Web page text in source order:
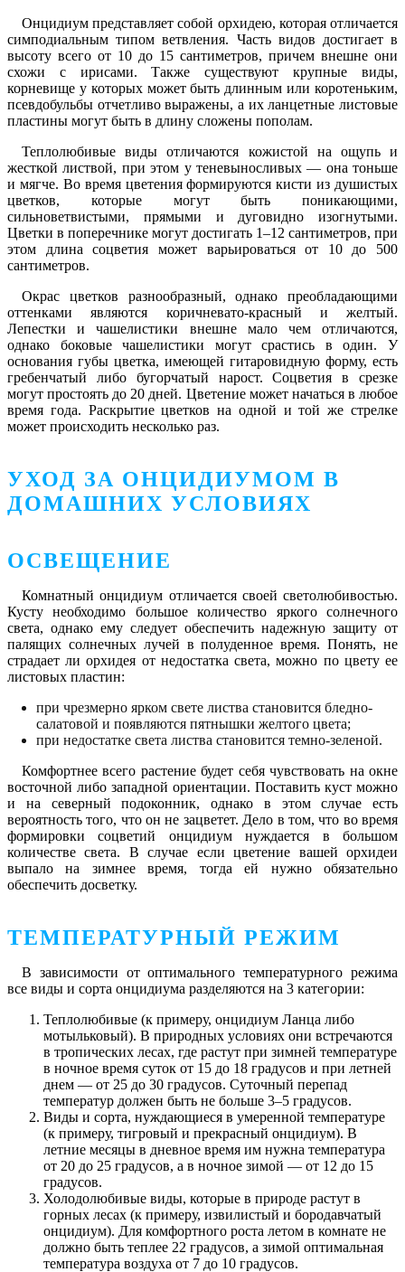
Онцидиум представляет собой орхидею, которая отличается
симподиальным типом ветвления. Часть видов достигает в
высоту всего от 10 до 15 сантиметров, причем внешне они
схожи с ирисами. Также существуют крупные виды,
корневище у которых может быть длинным или коротеньким,
псевдобульбы отчетливо выражены, а их ланцетные листовые
пластины могут быть в длину сложены пополам.
Теплолюбивые виды отличаются кожистой на ощупь и
жесткой листвой, при этом у теневыносливых — она тоньше
и мягче. Во время цветения формируются кисти из душистых
цветков, которые могут быть поникающими,
сильноветвистыми, прямыми и дуговидно изогнутыми.
Цветки в поперечнике могут достигать 1–12 сантиметров, при
этом длина соцветия может варьироваться от 10 до 500
сантиметров.
Окрас цветков разнообразный, однако преобладающими
оттенками являются коричневато-красный и желтый.
Лепестки и чашелистики внешне мало чем отличаются,
однако боковые чашелистики могут срастись в один. У
основания губы цветка, имеющей гитаровидную форму, есть
гребенчатый либо бугорчатый нарост. Соцветия в срезке
могут простоять до 20 дней. Цветение может начаться в любое
время года. Раскрытие цветков на одной и той же стрелке
может происходить несколько раз.
УХОД ЗА ОНЦИДИУМОМ В
ДОМАШНИХ УСЛОВИЯХ
ОСВЕЩЕНИЕ
Комнатный онцидиум отличается своей светолюбивостью.
Кусту необходимо большое количество яркого солнечного
света, однако ему следует обеспечить надежную защиту от
палящих солнечных лучей в полуденное время. Понять, не
страдает ли орхидея от недостатка света, можно по цвету ее
листовых пластин:
при чрезмерно ярком свете листва становится бледно-
салатовой и появляются пятнышки желтого цвета;
при недостатке света листва становится темно-зеленой.
Комфортнее всего растение будет себя чувствовать на окне
восточной либо западной ориентации. Поставить куст можно
и на северный подоконник, однако в этом случае есть
вероятность того, что он не зацветет. Дело в том, что во время
формировки соцветий онцидиум нуждается в большом
количестве света. В случае если цветение вашей орхидеи
выпало на зимнее время, тогда ей нужно обязательно
обеспечить досветку.
ТЕМПЕРАТУРНЫЙ РЕЖИМ
В зависимости от оптимального температурного режима
все виды и сорта онцидиума разделяются на 3 категории:
Теплолюбивые (к примеру, онцидиум Ланца либо
мотыльковый). В природных условиях они встречаются
в тропических лесах, где растут при зимней температуре
в ночное время суток от 15 до 18 градусов и при летней
днем — от 25 до 30 градусов. Суточный перепад
температур должен быть не больше 3–5 градусов.
Виды и сорта, нуждающиеся в умеренной температуре
(к примеру, тигровый и прекрасный онцидиум). В
летние месяцы в дневное время им нужна температура
от 20 до 25 градусов, а в ночное зимой — от 12 до 15
градусов.
Холодолюбивые виды, которые в природе растут в
горных лесах (к примеру, извилистый и бородавчатый
онцидиум). Для комфортного роста летом в комнате не
должно быть теплее 22 градусов, а зимой оптимальная
температура воздуха от 7 до 10 градусов.